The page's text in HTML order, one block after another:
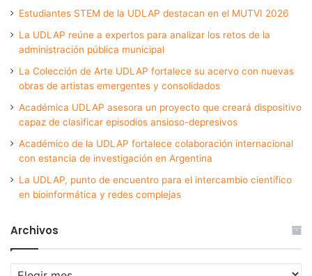
Estudiantes STEM de la UDLAP destacan en el MUTVI 2026
La UDLAP reúne a expertos para analizar los retos de la
administración pública municipal
La Colección de Arte UDLAP fortalece su acervo con nuevas
obras de artistas emergentes y consolidados
Académica UDLAP asesora un proyecto que creará dispositivo
capaz de clasificar episodios ansioso-depresivos
Académico de la UDLAP fortalece colaboración internacional
con estancia de investigación en Argentina
La UDLAP, punto de encuentro para el intercambio científico
en bioinformática y redes complejas
Archivos
Archivos